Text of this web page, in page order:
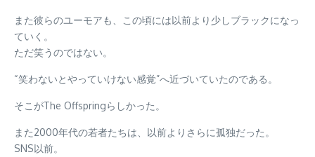
また彼らのユーモアも、この頃には以前より少しブラックになっ
ていく。
ただ笑うのではない。
“笑わないとやっていけない感覚”へ近づいていたのである。
そこがThe Offspringらしかった。
また2000年代の若者たちは、以前よりさらに孤独だった。
SNS以前。